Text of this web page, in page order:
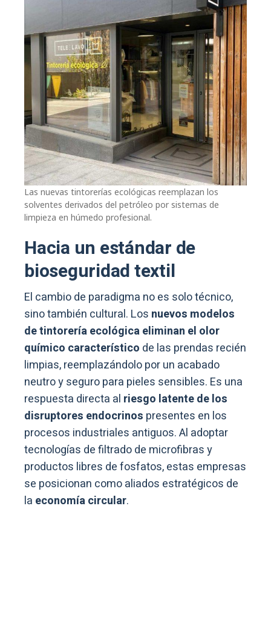
Las nuevas tintorerías ecológicas reemplazan los
solventes derivados del petróleo por sistemas de
limpieza en húmedo profesional.
Hacia un estándar de
bioseguridad textil
El cambio de paradigma no es solo técnico,
sino también cultural. Los nuevos modelos
de tintorería ecológica eliminan el olor
químico característico de las prendas recién
limpias, reemplazándolo por un acabado
neutro y seguro para pieles sensibles. Es una
respuesta directa al riesgo latente de los
disruptores endocrinos presentes en los
procesos industriales antiguos. Al adoptar
tecnologías de filtrado de microfibras y
productos libres de fosfatos, estas empresas
se posicionan como aliados estratégicos de
la economía circular.